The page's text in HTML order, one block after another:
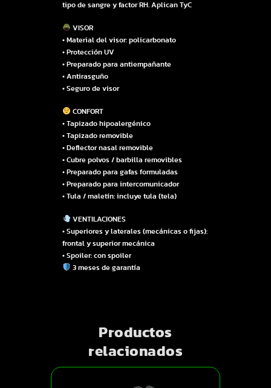
tipo de sangre y factor RH. Aplican TyC
VISOR
• Material del visor: policarbonato
• Protección UV
• Preparado para antiempañante
• Antirasguño
• Seguro de visor
CONFORT
• Tapizado hipoalergénico
• Tapizado removible
• Deflector nasal removible
• Cubre polvos / barbilla removibles
• Preparado para gafas formuladas
• Preparado para intercomunicador
• Tula / maletín: incluye tula (tela)
VENTILACIONES
• Superiores y laterales (mecánicas o fijas):
frontal y superior mecánica
• Spoiler: con spoiler
3 meses de garantía
Productos
relacionados